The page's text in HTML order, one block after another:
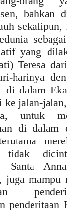
bahkan
sekalipun,
yang
Teresa
harinya
di dalam
ke jalan-
untuk
di dalam
tidak
Santa
juga mampu
penderitaan